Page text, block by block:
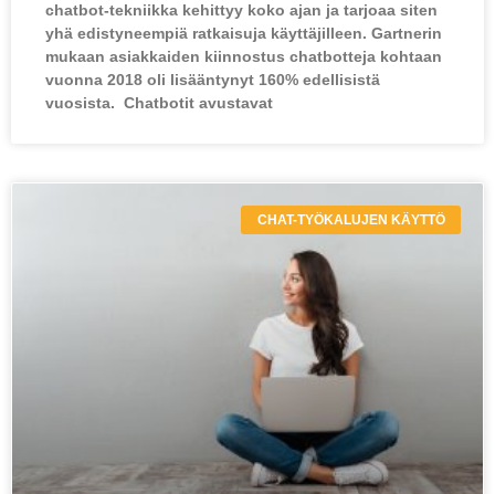
chatbot-tekniikka kehittyy koko ajan ja tarjoaa siten
yhä edistyneempiä ratkaisuja käyttäjilleen. Gartnerin
mukaan asiakkaiden kiinnostus chatbotteja kohtaan
vuonna 2018 oli lisääntynyt 160% edellisistä
vuosista. Chatbotit avustavat
CHAT-TYÖKALUJEN KÄYTTÖ